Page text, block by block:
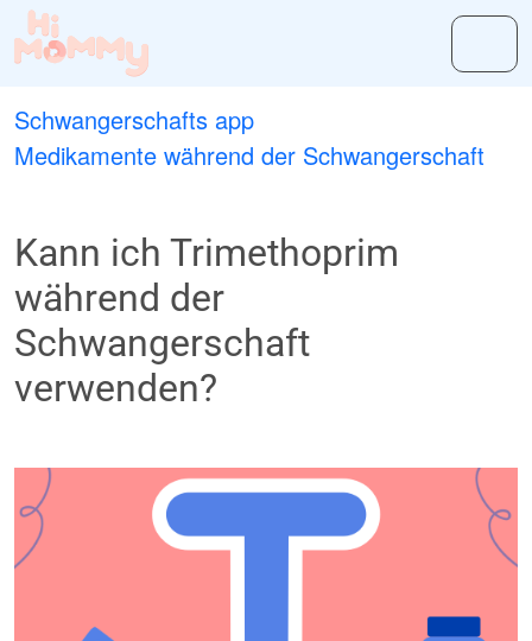
Schwangerschafts app
Medikamente während der Schwangerschaft
Kann ich Trimethoprim
während der
Schwangerschaft
verwenden?